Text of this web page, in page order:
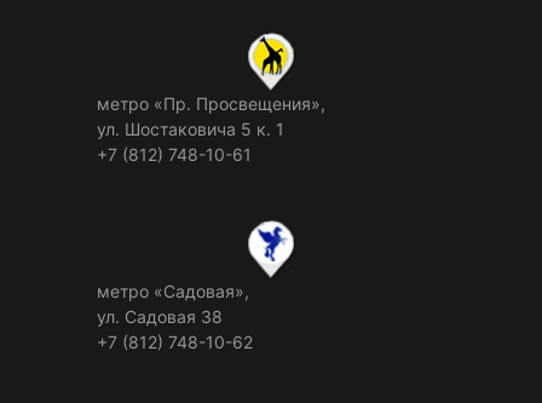
метро «Пр. Просвещения»,
ул. Шостаковича 5 к. 1
+7 (812) 748-10-61
метро «Садовая»,
ул. Садовая 38
+7 (812) 748-10-62